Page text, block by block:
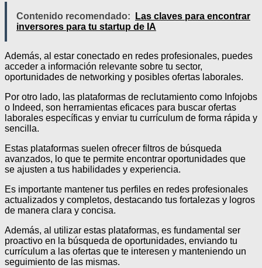
Contenido recomendado:
Las claves para encontrar
inversores para tu startup de IA
Además, al estar conectado en redes profesionales, puedes
acceder a información relevante sobre tu sector,
oportunidades de networking y posibles ofertas laborales.
Por otro lado, las plataformas de reclutamiento como Infojobs
o Indeed, son herramientas eficaces para buscar ofertas
laborales específicas y enviar tu currículum de forma rápida y
sencilla.
Estas plataformas suelen ofrecer filtros de búsqueda
avanzados, lo que te permite encontrar oportunidades que
se ajusten a tus habilidades y experiencia.
Es importante mantener tus perfiles en redes profesionales
actualizados y completos, destacando tus fortalezas y logros
de manera clara y concisa.
Además, al utilizar estas plataformas, es fundamental ser
proactivo en la búsqueda de oportunidades, enviando tu
currículum a las ofertas que te interesen y manteniendo un
seguimiento de las mismas.